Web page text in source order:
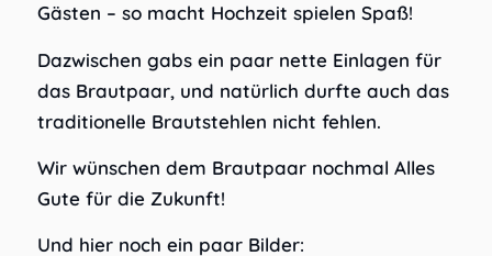
Gästen – so macht Hochzeit spielen Spaß!
Dazwischen gabs ein paar nette Einlagen für
das Brautpaar, und natürlich durfte auch das
traditionelle Brautstehlen nicht fehlen.
Wir wünschen dem Brautpaar nochmal Alles
Gute für die Zukunft!
Und hier noch ein paar Bilder: